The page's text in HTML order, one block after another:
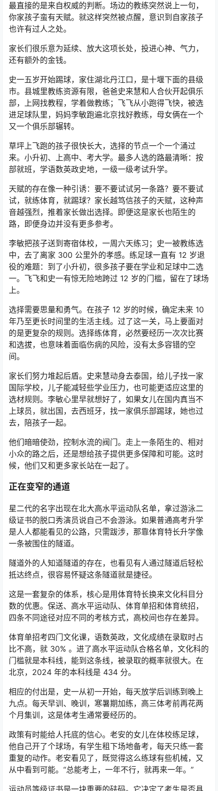
最直接的是来自权威的判断。场边的教练突然说上一句，
你家孩子蛮有天赋。就这样突然被点醒，意识到自家孩子
也许有过人之处。
家长们很乐意为延续、放大这项长处，投进心神、气力，
还有额外的金钱。
史一五岁开始踢球，家住湖北丹江口，是十堰下面的县级
市。县城里教练资源有限，爸爸史来慧和人合伙开起俱乐
部，上网找教程，学着做教练；飞飞从小跑得飞快，被选
进足球队里，妈妈李敏跑遍北京找好教练，母女俩在一个
又一个俱乐部辗转。
草坪上飞跑的孩子很快长大，选择的节点一个一个涌过
来。小升初、上高中、考大学。最多人选的路最清晰：按
部就班，学语数英政史地，一级一级考试升学。
天赋的存在像一种引诱：要不要试试另一条路？要不要试
试，就练体育，就踢球？家长越笃信孩子的天赋，这种声
音越强烈，推着家长做出选择。即便这是家长也陌生的
路，即便身边并没有更多参考。
李敏把孩子送到寄宿体校，一周六天练习；史一被教练选
中，去了离家 300 公里外的孝感。练足球一直有 12 岁退
役的难题：到了小升初，很多孩子要在学业和足球中二选
一。飞飞和史一有惊无险地跨过 12 岁的门槛，留在了球场
上。
选择需要思量和勇气。在孩子 12 岁的时候，确定未来 10
年乃至更长时间里的生活主线。过了这一关，马上要面对
的是更复杂的规则。选择练体育，必然要经历一次次比赛
和选拔，也意味着面临伤病的风险，没有太多容错的空
间。
家长们努力堆起后盾。史来慧动身去泰国，给儿子找一家
国际学校，儿子能减轻些学业压力，也可能更适应这里的
选材规则。李敏心里早就想好了，如果女儿在国内真当不
上球员，就出国，去西班牙，找一家俱乐部踢球，她也过
去，陪孩子一起。
他们暗暗使劲，控制水流的阀门。走上一条陌生的、相对
小众的路之后，还是想给孩子提供更多保障和可能。这时
候，他们又和更多家长站在一起了。
正在变窄的通道
星二代的名字出现在北大高水平运动队名单，拿过游泳二
级证书的脱口秀演员说自己不会游泳。如果普通高考升学
是人人都能看见的公路，只需跋涉，那靠体育特长升学像
一条被围住的隧道。
隧道外的人知道隧道的存在，也看见有人通过隧道后轻松
抵达终点，很容易怀疑这条隧道就是捷径。
这是一套复杂的体系，核心是用体育特长换来文化科目分
数的优惠。保送、高水平运动队、体育单招和体育统招，
四条不同途径对应不同的考核方式，高校间也存在差异。
体育单招考四门文化课，语数英政，文化成绩在录取时占
比不高，就 30% 。进了高水平运动队合格名单，文化科的
门槛就是本科线，能到这条线，被录取的概率就很大。在
北京，2024 年的本科线是 434 分。
相应的付出是，史一从初一开始，每天放学后训练到晚上
九点。每天早训、晚训，寒暑期加练，高三体考前再花两
个月集训，这是体考生通常要经历的。
政策有时能给人托底的信心。老安的女儿在体校练足球，
他自己开了个球场，有学生租下场地备考，每天只练一套
重复的动作。老安看见了，既觉得这么练球有些机械，又
从中看到可能。“总能考上，一年不行，就再来一年。”